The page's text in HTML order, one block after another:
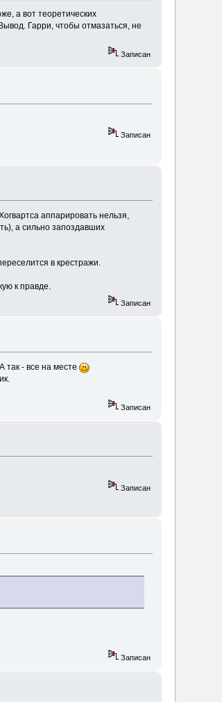
а вот теоретических
Гарри, чтобы отмазаться, не
Записан
Записан
аппарировать нельзя,
а сильно запоздавших
в крестражи.
к правде.
Записан
- все на месте
Записан
Записан
Записан